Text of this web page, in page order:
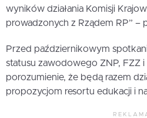
wyników działania Komisji
prowadzonych z Rządem RP” –
Przed październikowym
statusu zawodowego ZNP, FZZ
porozumienie, że będą razem
propozycjom resortu edukacji i